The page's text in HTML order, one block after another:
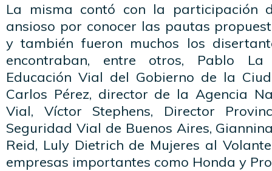
La misma contó con la participación
ansioso por conocer las pautas
y también fueron muchos los
encontraban, entre otros, Pablo
Educación Vial del Gobierno de la
Carlos Pérez, director de la Agencia
Vial, Víctor Stephens, Director
Seguridad Vial de Buenos Aires,
Reid, Luly Dietrich de Mujeres al
empresas importantes como Honda y